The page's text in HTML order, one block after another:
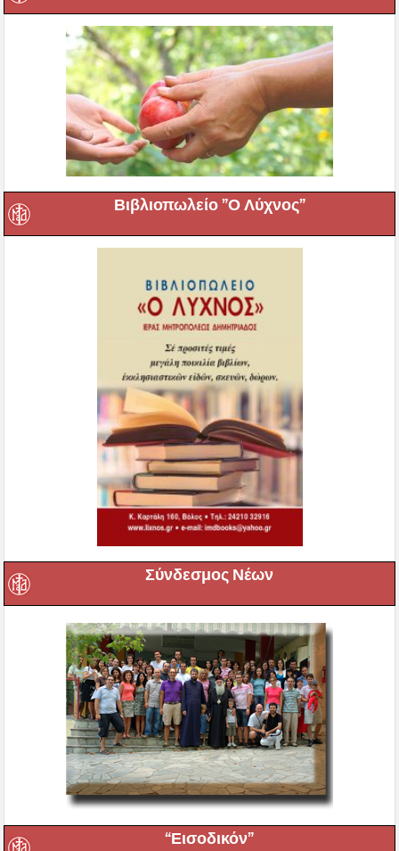
Βιβλιοπωλείο ”Ο Λύχνος”
Σύνδεσμος Νέων
“Εισοδικόν”